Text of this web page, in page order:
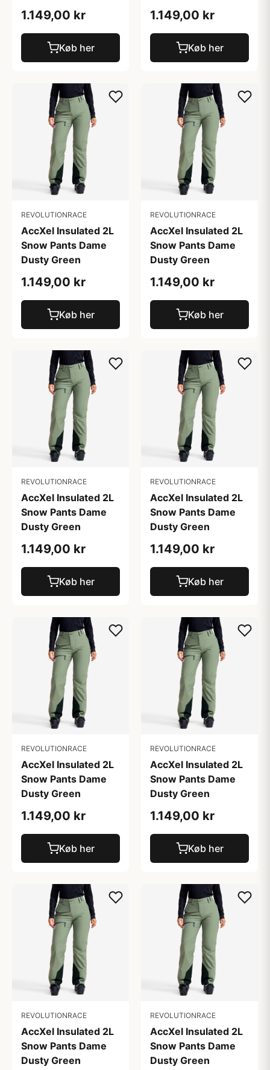
1.149,00 kr
Køb her
1.149,00 kr
Køb her
REVOLUTIONRACE
AccXel Insulated 2L
Snow Pants Dame
Dusty Green
1.149,00 kr
Køb her
REVOLUTIONRACE
AccXel Insulated 2L
Snow Pants Dame
Dusty Green
1.149,00 kr
Køb her
REVOLUTIONRACE
AccXel Insulated 2L
Snow Pants Dame
Dusty Green
1.149,00 kr
Køb her
REVOLUTIONRACE
AccXel Insulated 2L
Snow Pants Dame
Dusty Green
1.149,00 kr
Køb her
REVOLUTIONRACE
AccXel Insulated 2L
Snow Pants Dame
Dusty Green
1.149,00 kr
Køb her
REVOLUTIONRACE
AccXel Insulated 2L
Snow Pants Dame
Dusty Green
1.149,00 kr
Køb her
REVOLUTIONRACE
AccXel Insulated 2L
Snow Pants Dame
Dusty Green
REVOLUTIONRACE
AccXel Insulated 2L
Snow Pants Dame
Dusty Green